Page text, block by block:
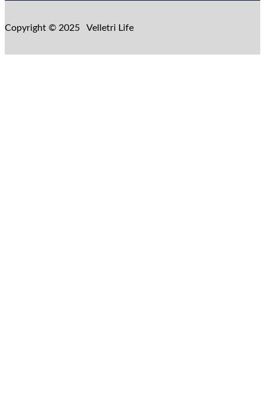
Copyright © 2025 Velletri Life